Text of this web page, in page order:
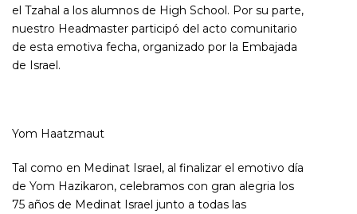
el Tzahal a los alumnos de High School. Por su parte,
nuestro Headmaster participó del acto comunitario
de esta emotiva fecha, organizado por la Embajada
de Israel.
Yom Haatzmaut
Tal como en Medinat Israel, al finalizar el emotivo día
de Yom Hazikaron, celebramos con gran alegria los
75 años de Medinat Israel junto a todas las